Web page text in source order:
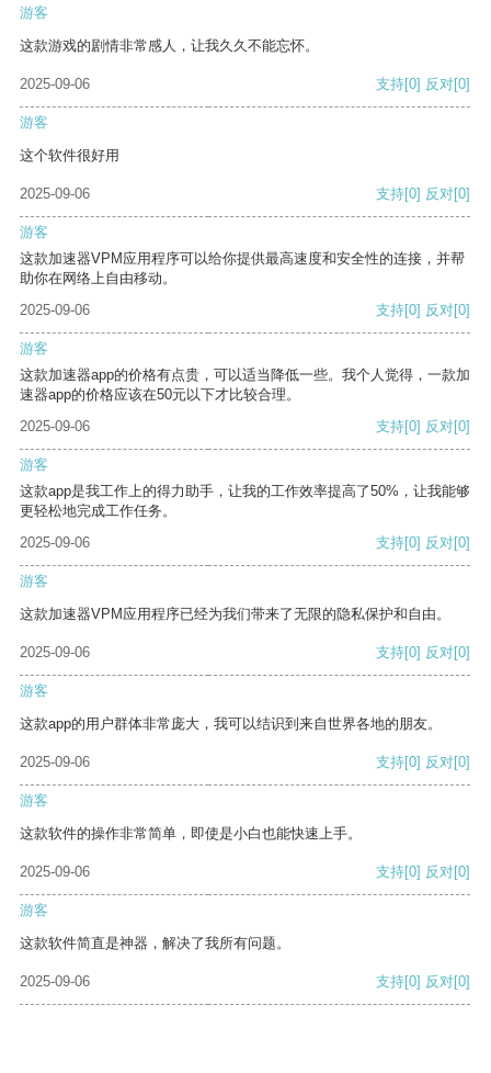
游客
这款游戏的剧情非常感人，让我久久不能忘怀。
2025-09-06 支持[0] 反对[0]
游客
这个软件很好用
2025-09-06 支持[0] 反对[0]
游客
这款加速器VPM应用程序可以给你提供最高速度和安全性的连接，并帮
助你在网络上自由移动。
2025-09-06
支持[0] 反对[0]
游客
这款加速器app的价格有点贵，可以适当降低一些。我个人觉得，一款加
速器app的价格应该在50元以下才比较合理。
2025-09-06
支持[0] 反对[0]
游客
这款app是我工作上的得力助手，让我的工作效率提高了50%，让我能够
更轻松地完成工作任务。
2025-09-06
支持[0] 反对[0]
游客
这款加速器VPM应用程序已经为我们带来了无限的隐私保护和自由。
2025-09-06 支持[0] 反对[0]
游客
这款app的用户群体非常庞大，我可以结识到来自世界各地的朋友。
2025-09-06 支持[0] 反对[0]
游客
这款软件的操作非常简单，即使是小白也能快速上手。
2025-09-06 支持[0] 反对[0]
游客
这款软件简直是神器，解决了我所有问题。
2025-09-06 支持[0] 反对[0]